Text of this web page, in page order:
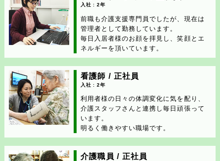
入社 : 2年
前職も介護支援専門員でしたが、現在は
管理者として勤務しています。
毎日入居者様のお顔を拝見し、笑顔とエ
ネルギーを頂いています。
看護師 / 正社員
入社 : 2年
利用者様の日々の体調変化に気を配り、
介護スタッフさんと連携し毎日頑張って
います。
明るく働きやすい職場です。
介護職員 / 正社員